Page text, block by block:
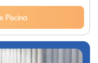
Piscina